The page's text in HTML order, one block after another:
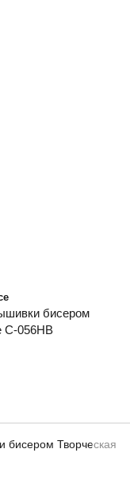
бисером
С-056НВ